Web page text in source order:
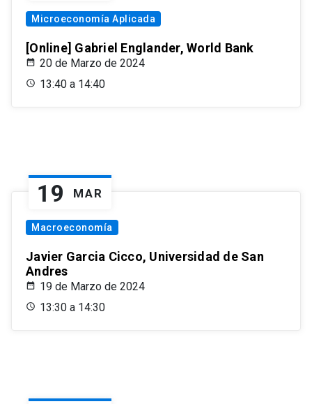
Microeconomía Aplicada
[Online] Gabriel Englander, World Bank
20 de Marzo de 2024
13:40 a 14:40
19 MAR
Macroeconomía
Javier Garcia Cicco, Universidad de San
Andres
19 de Marzo de 2024
13:30 a 14:30